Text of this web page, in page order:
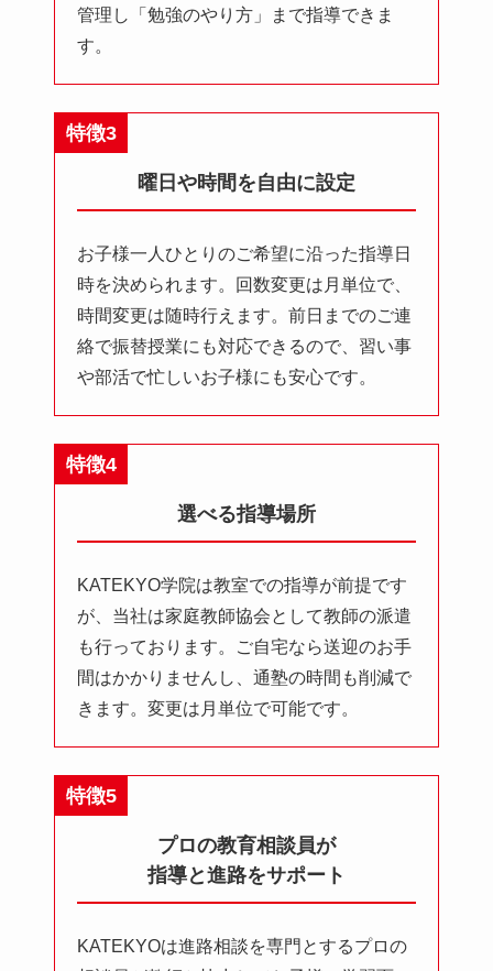
管理し「勉強のやり方」まで指導できま
す。
特徴3
曜日や時間を自由に設定
お子様一人ひとりのご希望に沿った指導日
時を決められます。回数変更は月単位で、
時間変更は随時行えます。前日までのご連
絡で振替授業にも対応できるので、習い事
や部活で忙しいお子様にも安心です。
特徴4
選べる指導場所
KATEKYO学院は教室での指導が前提です
が、当社は家庭教師協会として教師の派遣
も行っております。ご自宅なら送迎のお手
間はかかりませんし、通塾の時間も削減で
きます。変更は月単位で可能です。
特徴5
プロの教育相談員が
指導と進路をサポート
KATEKYOは進路相談を専門とするプロの